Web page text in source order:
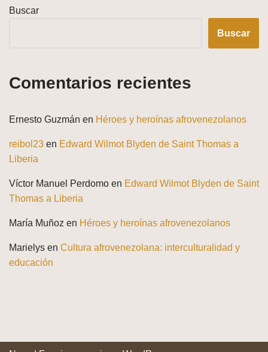
Buscar
Buscar
Comentarios recientes
Ernesto Guzmán en Héroes y heroínas afrovenezolanos
reibol23 en Edward Wilmot Blyden de Saint Thomas a
Liberia
Víctor Manuel Perdomo en Edward Wilmot Blyden de Saint
Thomas a Liberia
María Muñoz en Héroes y heroínas afrovenezolanos
Marielys en Cultura afrovenezolana: interculturalidad y
educación